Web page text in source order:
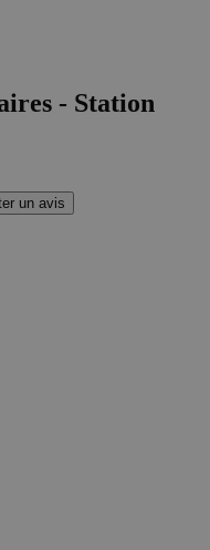
- Station
un avis